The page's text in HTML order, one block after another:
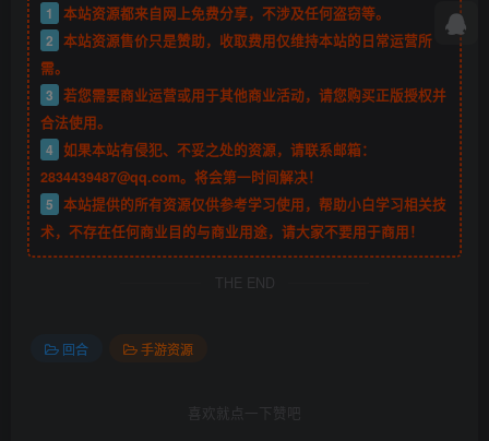
1
本站资源都来自网上免费分享，不涉及任何盗窃等。
2 本站资源售价只是赞助，收取费用仅维持本站的日常运营所
需。
3 若您需要商业运营或用于其他商业活动，请您购买正版授权并
合法使用。
4 如果本站有侵犯、不妥之处的资源，请联系邮箱：
2834439487@qq.com。将会第一时间解决！
5 本站提供的所有资源仅供参考学习使用，帮助小白学习相关技
术，不存在任何商业目的与商业用途，请大家不要用于商用！
THE END
回合 手游资源
喜欢就点一下赞吧